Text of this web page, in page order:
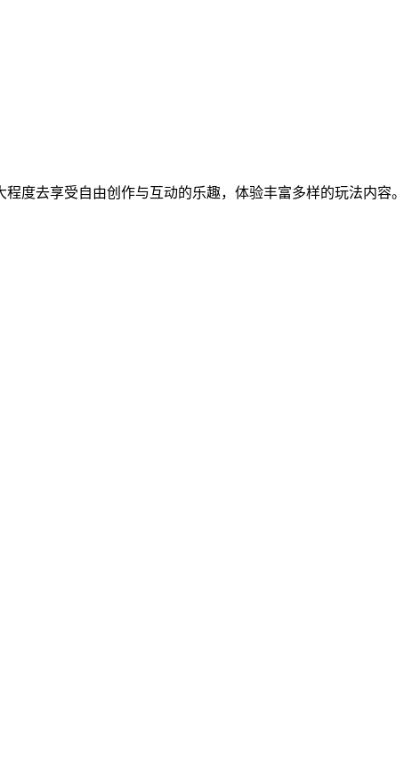
度去享受自由创作与互动的乐趣，体验丰富多样的玩法内容。